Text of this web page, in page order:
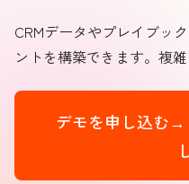
CRMデータやプレイブッ
ントを構築できます。複
デモを申し込む→